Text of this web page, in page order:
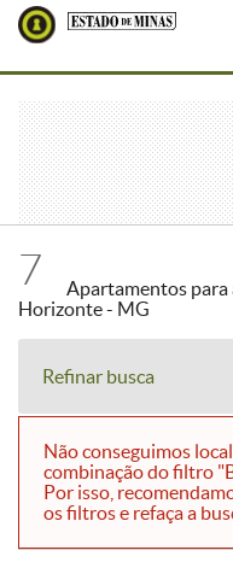
7
Apartamentos para
Horizonte - MG
Refinar busca
Não conseguimos
combinação do filtro
Por isso,
os filtros e refaça a